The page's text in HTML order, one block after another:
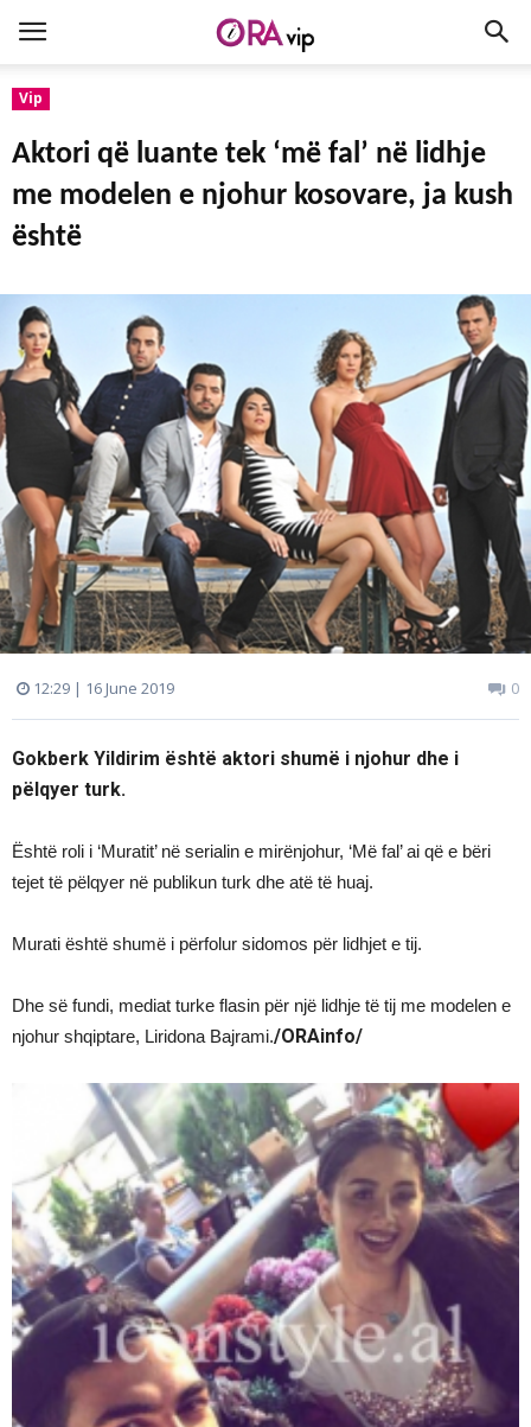
Vip
Aktori që luante tek ‘më fal’ në lidhje
me modelen e njohur kosovare, ja kush
është
12:29 | 16 June 2019 0
Gokberk Yildirim është aktori shumë i njohur dhe i
pëlqyer turk.
Është roli i ‘Muratit’ në serialin e mirënjohur, ‘Më fal’ ai që e bëri
tejet të pëlqyer në publikun turk dhe atë të huaj.
Murati është shumë i përfolur sidomos për lidhjet e tij.
Dhe së fundi, mediat turke flasin për një lidhje të tij me modelen e
njohur shqiptare, Liridona Bajrami./ORAinfo/